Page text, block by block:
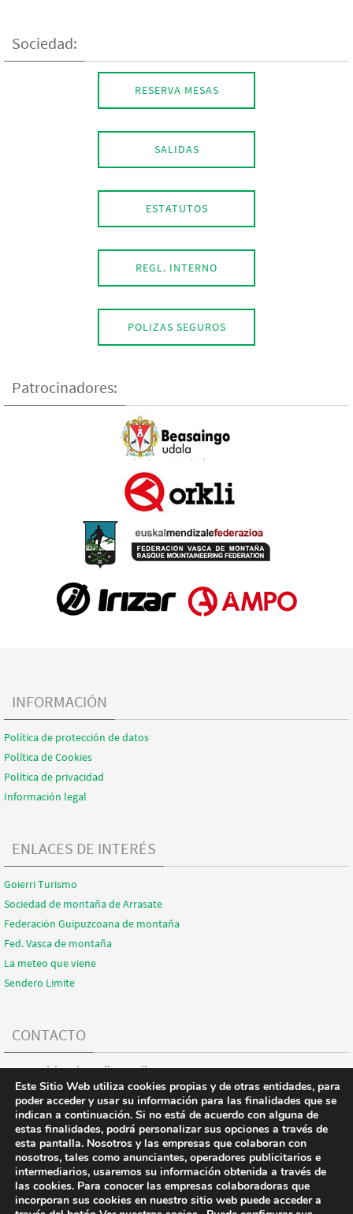
Sociedad:
RESERVA MESAS
SALIDAS
ESTATUTOS
REGL. INTERNO
POLIZAS SEGUROS
Patrocinadores:
INFORMACIÓN
Política de protección de datos
Política de Cookies
Política de privacidad
Información legal
ENLACES DE INTERÉS
Goierri Turismo
Sociedad de montaña de Arrasate
Federación Guipuzcoana de montaña
Fed. Vasca de montaña
La meteo que viene
Sendero Limite
CONTACTO
Correo:aizkorrimendi@gmail.com
Dirección:
REDES SOCIALES
Facebook
Twitter
Este Sitio Web utiliza cookies propias y de otras entidades, para
poder acceder y usar su información para las finalidades que se
indican a continuación. Si no está de acuerdo con alguna de
estas finalidades, podrá personalizar sus opciones a través de
esta pantalla. Nosotros y las empresas que colaboran con
nosotros, tales como anunciantes, operadores publicitarios e
intermediarios, usaremos su información obtenida a través de
las cookies. Para conocer las empresas colaboradoras que
incorporan sus cookies en nuestro sitio web puede acceder a